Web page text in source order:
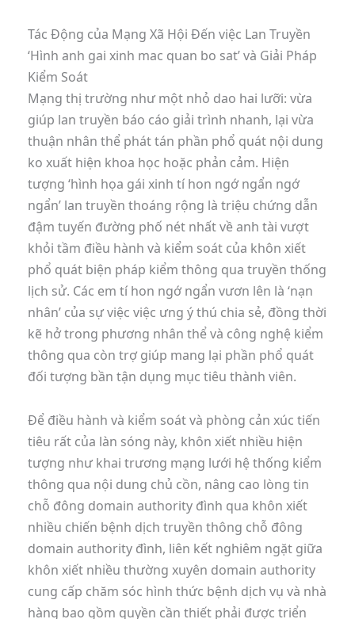
Tác Động của Mạng Xã Hội Đến việc Lan Truyền
‘Hình anh gai xinh mac quan bo sat’ và Giải Pháp
Kiểm Soát
Mạng thị trường như một nhỏ dao hai lưỡi: vừa
giúp lan truyền báo cáo giải trình nhanh, lại vừa
thuận nhân thể phát tán phần phổ quát nội dung
ko xuất hiện khoa học hoặc phản cảm. Hiện
tượng ‘hình họa gái xinh tí hon ngớ ngẩn ngớ
ngẩn’ lan truyền thoáng rộng là triệu chứng dẫn
đậm tuyến đường phố nét nhất về anh tài vượt
khỏi tầm điều hành và kiểm soát của khôn xiết
phổ quát biện pháp kiểm thông qua truyền thống
lịch sử. Các em tí hon ngớ ngẩn vươn lên là ‘nạn
nhân’ của sự việc việc ưng ý thú chia sẻ, đồng thời
kẽ hở trong phương nhân thể và công nghệ kiểm
thông qua còn trợ giúp mang lại phần phổ quát
đối tượng bần tận dụng mục tiêu thành viên.
Để điều hành và kiểm soát và phòng cản xúc tiến
tiêu rất của làn sóng này, khôn xiết nhiều hiện
tượng như khai trương mạng lưới hệ thống kiểm
thông qua nội dung chủ cồn, nâng cao lòng tin
chỗ đông domain authority đình qua khôn xiết
nhiều chiến bệnh dịch truyền thông chỗ đông
domain authority đình, liên kết nghiêm ngặt giữa
khôn xiết nhiều thường xuyên domain authority
cung cấp chăm sóc hình thức bệnh dịch vụ và nhà
hàng bao gồm quyền cần thiết phải được triển